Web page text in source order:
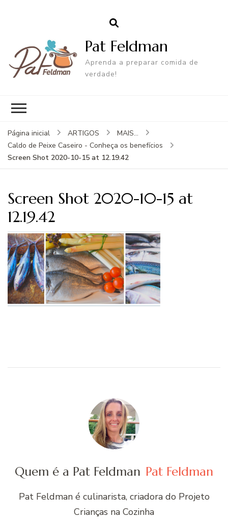
Pat Feldman
Aprenda a preparar comida de
verdade!
Página inicial ARTIGOS
MAIS...
Caldo de Peixe Caseiro - Conheça os benefícios
Screen Shot 2020-10-15 at 12.19.42
Screen Shot 2020-10-15 at
12.19.42
Quem é a Pat Feldman Pat Feldman
Pat Feldman é culinarista, criadora do Projeto
Crianças na Cozinha